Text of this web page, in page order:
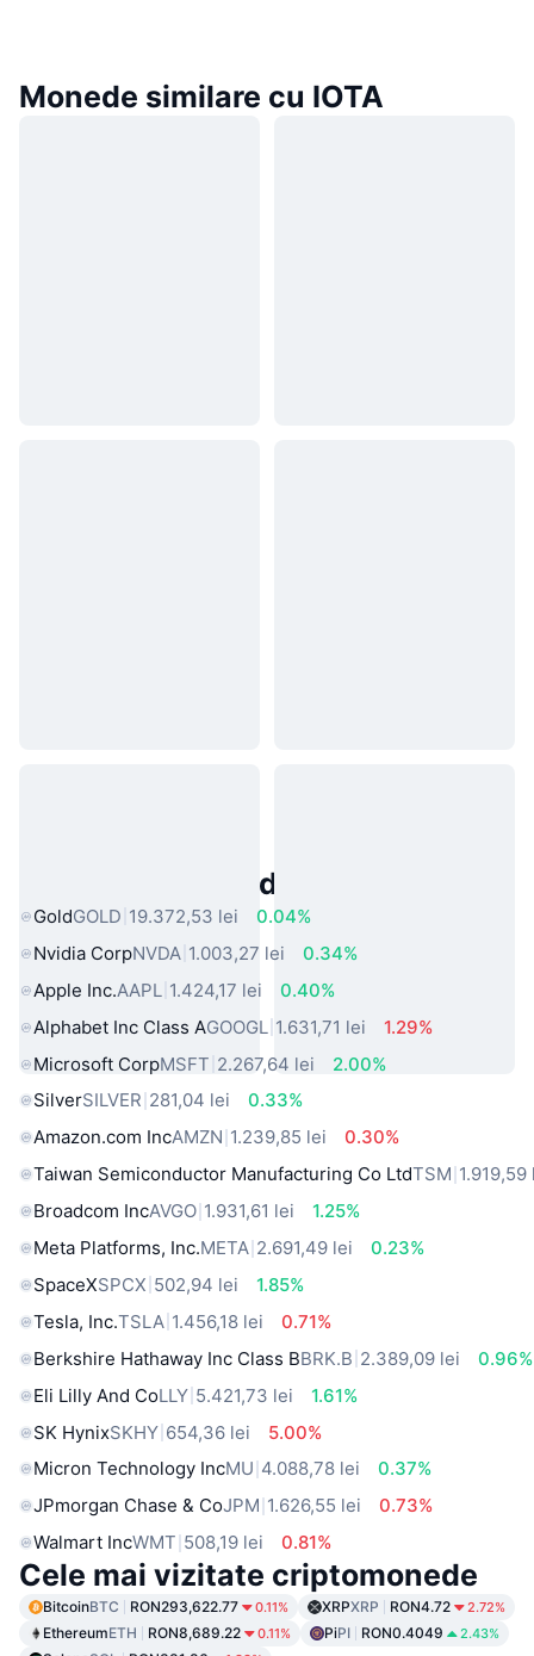
Monede similare cu IOTA
Active Populare din Lumea Reală
GoldGOLD 19.372,53 lei
0.04%
Nvidia CorpNVDA 1.003,27 lei
0.34%
Apple Inc.AAPL 1.424,17 lei
0.40%
Alphabet Inc Class AGOOGL 1.631,71 lei
1.29%
Microsoft CorpMSFT 2.267,64 lei
2.00%
SilverSILVER 281,04 lei
0.33%
Amazon.com IncAMZN 1.239,85 lei
0.30%
Taiwan Semiconductor Manufacturing Co LtdTSM 1.919,59
Broadcom IncAVGO 1.931,61 lei
1.25%
Meta Platforms, Inc.META 2.691,49 lei
0.23%
SpaceXSPCX 502,94 lei
1.85%
Tesla, Inc.TSLA 1.456,18 lei
0.71%
Berkshire Hathaway Inc Class BBRK.B 2.389,09 lei
0.96%
Eli Lilly And CoLLY 5.421,73 lei
1.61%
SK HynixSKHY 654,36 lei
5.00%
Micron Technology IncMU 4.088,78 lei
0.37%
JPmorgan Chase & CoJPM 1.626,55 lei
0.73%
Walmart IncWMT 508,19 lei 0.81%
Cele mai vizitate criptomonede
BitcoinBTC RON293,622.77 0.11% XRPXRP RON4.72 2.72%
EthereumETH RON8,689.22 0.11% PiPI RON0.4049 2.43%